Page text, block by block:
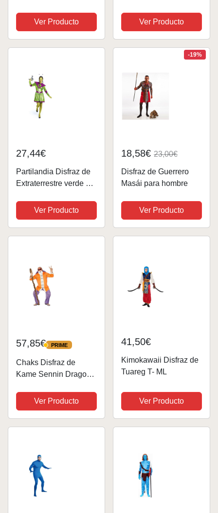
Ver Producto
para Hombre con
Capucha, Cosplay
Disfraces de Caballero
Ver Producto
27,44€
Partilandia Disfraz de
Extraterrestre verde y
Talla MVer Producto
-19%
18,58€ 23,00€
Disfraz de Guerrero
Masái para hombre
Ver Producto
57,85€ PRIME
PRIME
Chaks Disfraz de
Kame Sennin Dragon
Ver Producto
41,50€
Kimokawaii Disfraz de
Tuareg T- ML
Ver Producto